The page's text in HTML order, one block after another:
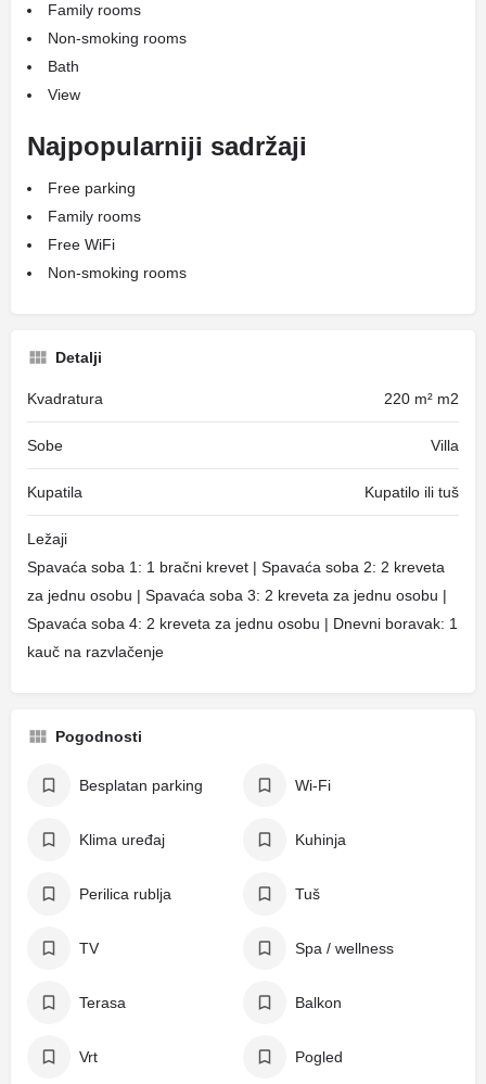
Family rooms
Non-smoking rooms
Bath
View
Najpopularniji sadržaji
Free parking
Family rooms
Free WiFi
Non-smoking rooms
Detalji
Kvadratura 220 m² m2
Sobe Villa
Kupatila Kupatilo ili tuš
Ležaji
Spavaća soba 1: 1 bračni krevet | Spavaća soba 2: 2 kreveta
za jednu osobu | Spavaća soba 3: 2 kreveta za jednu osobu |
Spavaća soba 4: 2 kreveta za jednu osobu | Dnevni boravak: 1
kauč na razvlačenje
Pogodnosti
Besplatan parking Wi-Fi
Klima uređaj Kuhinja
Perilica rublja Tuš
TV Spa / wellness
Terasa Balkon
Vrt Pogled